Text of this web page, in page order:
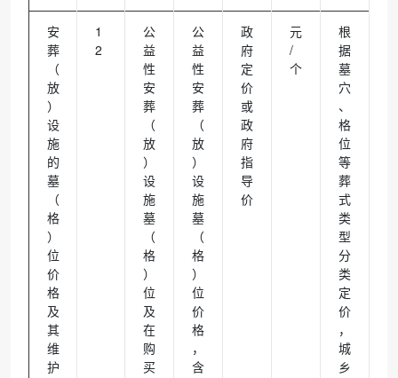
安
葬
（
放
）
设
施
的
墓
（
格
）
位
价
格
及
其
维
护
1
2
公
益
性
安
葬
（
放
）
设
施
墓
（
格
）
位
及
在
购
买
公
益
性
安
葬
（
放
）
设
施
墓
（
格
）
位
价
格
，
含
政
府
定
价
或
政
府
指
导
价
元
/
个
根
据
墓
穴
、
格
位
等
葬
式
类
型
分
类
定
价
，
城
乡